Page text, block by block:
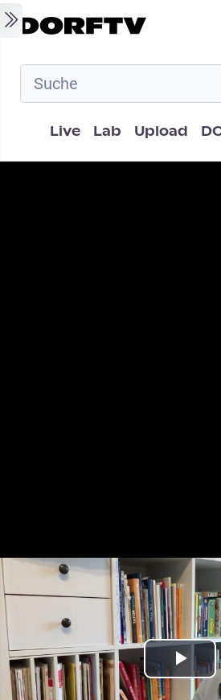
Skip to main content
Hauptnavigation
Live Lab Upload